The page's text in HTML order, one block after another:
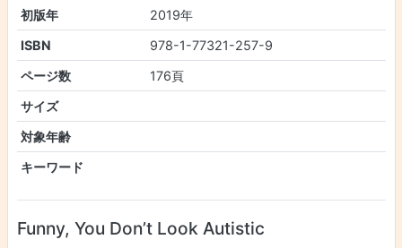
初版年
2019年
ISBN
978-1-77321-257-9
ページ数
176頁
サイズ
対象年齢
キーワード
Funny, You Don’t Look Autistic